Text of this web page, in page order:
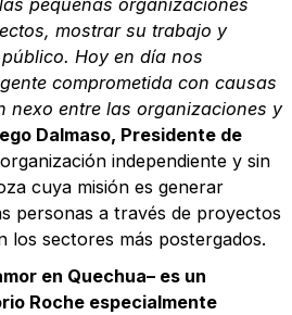
pequeñas organizaciones
mostrar su trabajo y
Hoy en día nos
comprometida con causas
nexo entre las organizaciones y
Dalmaso, Presidente de
independiente y sin
cuya misión es generar
personas a través de proyectos
los sectores más postergados.
en Quechua– es un
Roche especialmente